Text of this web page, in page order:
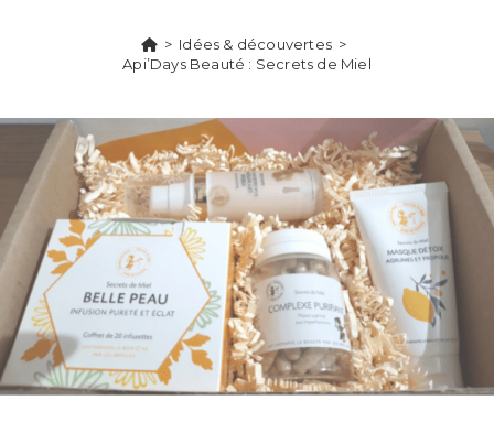
> Idées & découvertes >
Api’Days Beauté : Secrets de Miel